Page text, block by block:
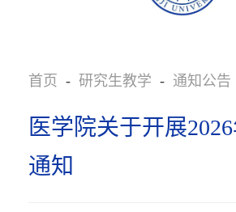
首页 - 研究生教学 - 通知公告
医学院关于开展
通知